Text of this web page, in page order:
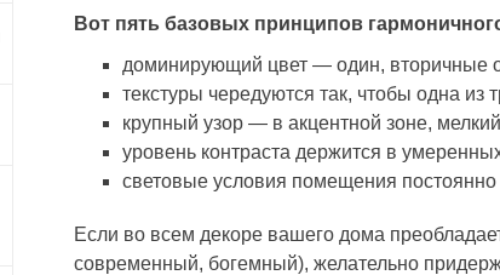
Вот пять базовых принципов
доминирующий цвет — один, вторичные
текстуры чередуются так, чтобы одна из
крупный узор — в акцентной зоне,
уровень контраста держится в
световые условия помещения
Если во всем декоре вашего дома
современный, богемный), желательно